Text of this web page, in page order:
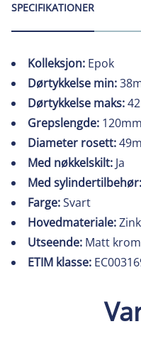
SPECIFIKATIONER
Kolleksjon: Epok
Dørtykkelse min:
Dørtykkelse maks:
Grepslengde: 120mm
Diameter rosett:
Med nøkkelskilt: Ja
Med sylindertilbehør:
Farge:Svart
Hovedmateriale:Zink
Utseende: Matt krom
ETIM klasse: